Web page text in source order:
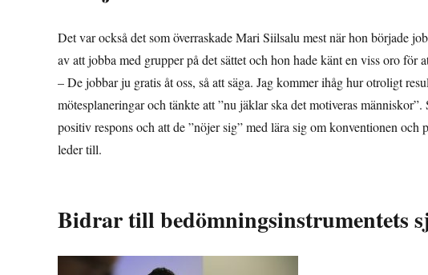
Det var också det som överraskade Mari Siilsalu mest när hon började
av att jobba med grupper på det sättet och hon hade känt en viss oro för
– De jobbar ju gratis åt oss, så att säga. Jag kommer ihåg hur otroligt
mötesplaneringar och tänkte att ”nu jäklar ska det motiveras
positiv respons och att de ”nöjer sig” med lära sig om konventionen
leder till.
Bidrar till bedömningsinstrumentets